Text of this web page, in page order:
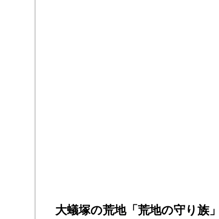
大蟻塚の荒地「荒地の守り族